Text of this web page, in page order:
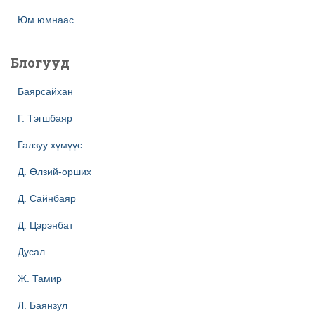
Юм юмнаас
Блогууд
Баярсайхан
Г. Тэгшбаяр
Галзуу хүмүүс
Д. Өлзий-орших
Д. Сайнбаяр
Д. Цэрэнбат
Дусал
Ж. Тамир
Л. Баянзул